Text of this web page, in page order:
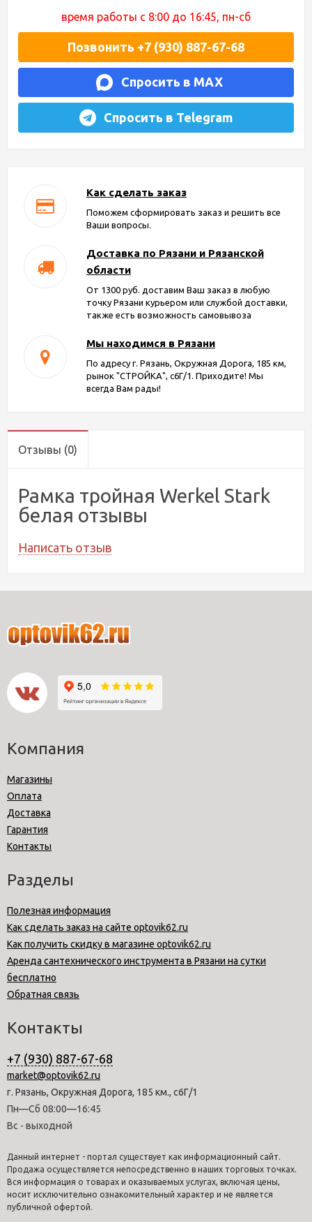
время работы с 8:00 до 16:45, пн-сб
Позвонить +7 (930) 887-67-68
Спросить в MAX
Спросить в Telegram
Как сделать заказ
Поможем сформировать заказ и решить все
Ваши вопросы.
Доставка по Рязани и Рязанской
области
От 1300 руб. доставим Ваш заказ в любую
точку Рязани курьером или службой доставки,
также есть возможность самовывоза
Мы находимся в Рязани
По адресу г. Рязань, Окружная Дорога, 185 км,
рынок "СТРОЙКА", с6Г/1. Приходите! Мы
всегда Вам рады!
Отзывы (0)
Рамка тройная Werkel Stark
белая отзывы
Написать отзыв
Компания
Магазины
Оплата
Доставка
Гарантия
Контакты
Разделы
Полезная информация
Как сделать заказ на сайте optovik62.ru
Как получить скидку в магазине optovik62.ru
Аренда сантехнического инструмента в Рязани на сутки
бесплатно
Обратная связь
Контакты
+7 (930) 887-67-68
market@optovik62.ru
г. Рязань, Окружная Дорога, 185 км., с6Г/1
Пн—Сб 08:00—16:45
Вс - выходной
Данный интернет - портал существует как информационный сайт.
Продажа осуществляется непосредственно в наших торговых точках.
Вся информация о товарах и оказываемых услугах, включая цены,
носит исключительно ознакомительный характер и не является
публичной офертой.